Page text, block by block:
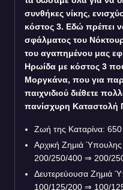
συνθήκες νίκης,
κόστος 3. Εδώ πρέπει
σφάλματος του
του αγαπημένου μας
Ηρωίδα με κόστος 3
Μοργκάνα, που για
παιχνιδιού διέθετε
πανίσχυρη Καταστολή
Ζωή της Καταρίνα:
Αρχική Ζημιά Ύπουλης
200/250/400 ⇒ 200/
Δευτερεύουσα Ζημιά
100/125/200 ⇒ 100/